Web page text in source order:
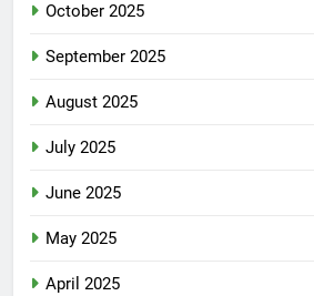
October 2025
September 2025
August 2025
July 2025
June 2025
May 2025
April 2025